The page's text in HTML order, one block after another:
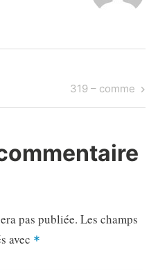
Next
Post
319 – comme
pas publiée. Les champs
avec *